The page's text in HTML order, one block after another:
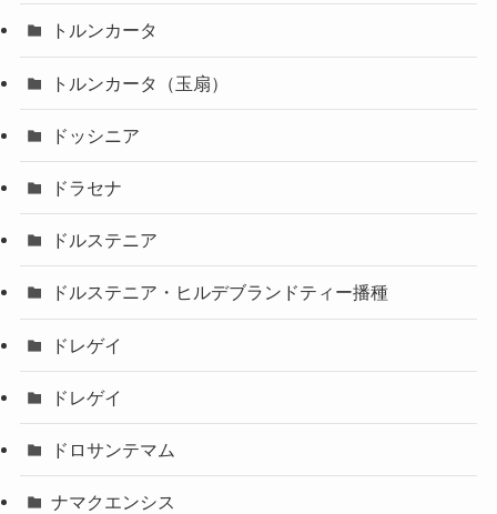
トルンカータ
トルンカータ（玉扇）
ドッシニア
ドラセナ
ドルステニア
ドルステニア・ヒルデブランドティー播種
ドレゲイ
ドレゲイ
ドロサンテマム
ナマクエンシス